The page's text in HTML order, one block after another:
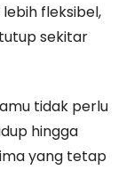
fleksibel,
sekitar
tidak perlu
hingga
yang tetap